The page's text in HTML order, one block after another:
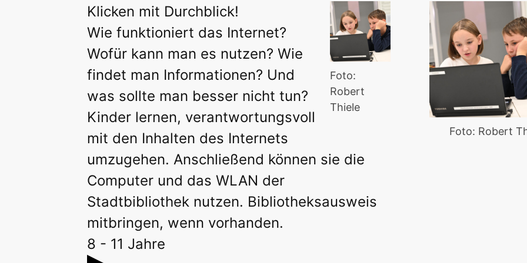
Foto:
Robert
Thiele
Klicken mit Durchblick!
Wie funktioniert das Internet?
Wofür kann man es nutzen? Wie
findet man Informationen? Und
was sollte man besser nicht tun?
Kinder lernen, verantwortungsvoll
mit den Inhalten des Internets
umzugehen. Anschließend können sie die
Computer und das WLAN der
Stadtbibliothek nutzen. Bibliotheksausweis
mitbringen, wenn vorhanden.
8 - 11 Jahre
Foto: Robert